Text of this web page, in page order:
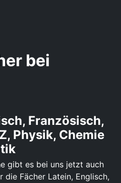
bei
Französisch,
Physik, Chemie
gibt es bei uns jetzt auch
die Fächer Latein, Englisch,